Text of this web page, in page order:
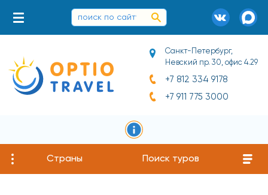
Санкт-Петербург,
Невский пр. 30, офис 4.29
+7 812 334 9178
+7 911 775 3000
Страны Поиск туров